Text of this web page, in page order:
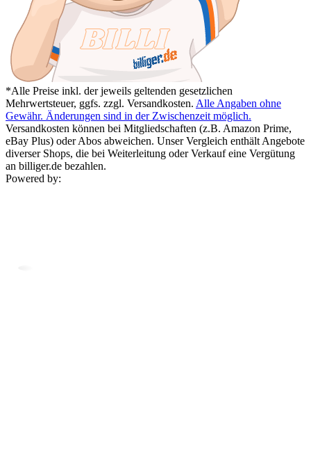
*Alle Preise inkl. der jeweils geltenden gesetzlichen
Mehrwertsteuer, ggfs. zzgl. Versandkosten. Alle Angaben ohne
Gewähr. Änderungen sind in der Zwischenzeit möglich.
Versandkosten können bei Mitgliedschaften (z.B. Amazon Prime,
eBay Plus) oder Abos abweichen. Unser Vergleich enthält Angebote
diverser Shops, die bei Weiterleitung oder Verkauf eine Vergütung
an billiger.de bezahlen.
Powered by: